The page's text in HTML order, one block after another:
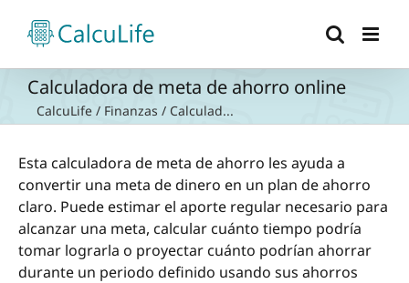
contenido
Calculadora de meta de ahorro online
CalcuLife / Finanzas / Calculad...
Esta calculadora de meta de ahorro les ayuda a
convertir una meta de dinero en un plan de ahorro
claro. Puede estimar el aporte regular necesario para
alcanzar una meta, calcular cuánto tiempo podría
tomar lograrla o proyectar cuánto podrían ahorrar
durante un periodo definido usando sus ahorros